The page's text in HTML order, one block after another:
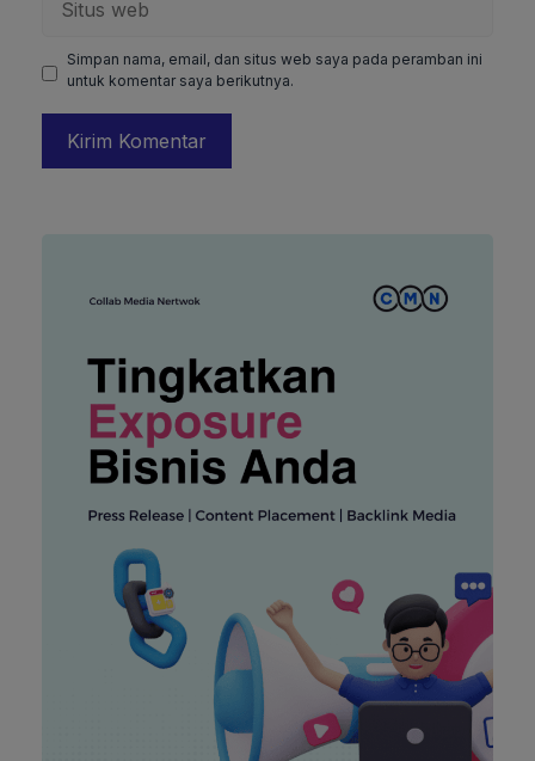
web
Simpan nama, email, dan situs web saya pada peramban ini
untuk komentar saya berikutnya.